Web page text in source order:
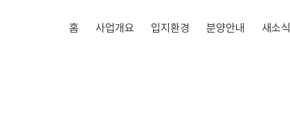
홈 사업개요 입지환경 분양안내 새소식